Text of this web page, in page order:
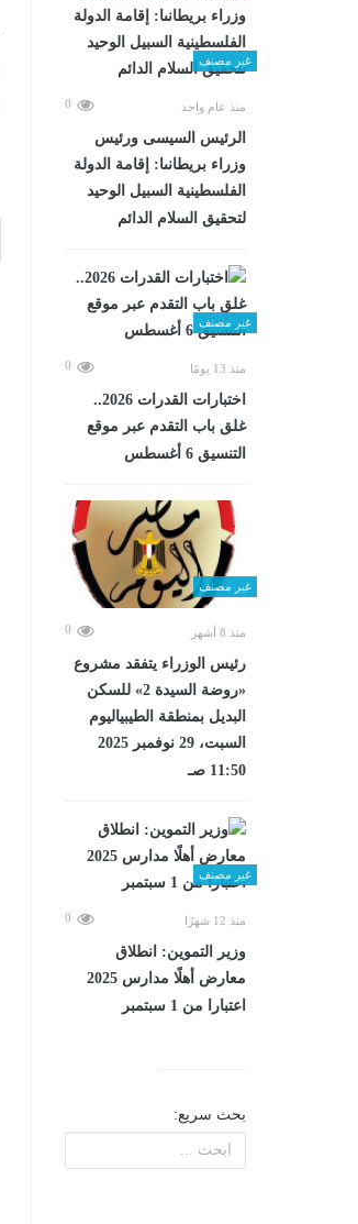
غير مصنف
منذ عام واحد 0
الرئيس السيسى ورئيس
وزراء بريطانىا: إقامة الدولة
الفلسطينية السبيل الوحيد
لتحقيق السلام الدائم
غير مصنف
منذ 13 يومًا 0
اختبارات القدرات 2026..
غلق باب التقدم عبر موقع
التنسيق 6 أغسطس
غير مصنف
منذ 8 أشهر 0
رئيس الوزراء يتفقد مشروع
«روضة السيدة 2» للسكن
البديل بمنطقة الطيبياليوم
السبت، 29 نوفمبر 2025
11:50 صـ
غير مصنف
منذ 12 شهرًا 0
وزير التموين: انطلاق
معارض أهلًا مدارس 2025
اعتبارا من 1 سبتمبر
بحث سريع: